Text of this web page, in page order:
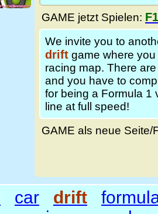
GAME jetzt Spielen:
We invite you to
drift game where
racing map. There
and you have to
for being a Formula 1
line at full speed!
GAME als neue
car drift